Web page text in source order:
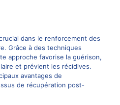
dans le renforcement des
Grâce à des techniques
approche favorise la guérison,
et prévient les récidives.
avantages de
de récupération post-